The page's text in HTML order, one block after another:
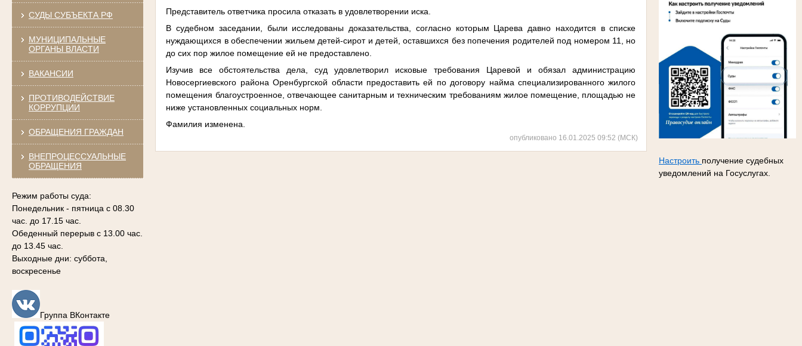
СУДЫ СУБЪЕКТА РФ
МУНИЦИПАЛЬНЫЕ
ОРГАНЫ ВЛАСТИ
ВАКАНСИИ
ПРОТИВОДЕЙСТВИЕ
КОРРУПЦИИ
ОБРАЩЕНИЯ ГРАЖДАН
ВНЕПРОЦЕССУАЛЬНЫЕ
ОБРАЩЕНИЯ
Режим работы суда:
Понедельник - пятница с 08.30
час. до 17.15 час.
Обеденный перерыв с 13.00 час.
до 13.45 час.
Выходные дни: суббота,
воскресенье
Группа ВКонтакте
Настроить получение судебных
уведомлений на Госуслугах.
Представитель ответчика просила отказать в удовлетворении иска.
В судебном заседании, были исследованы доказательства, согласно которым Царева давно находится в списке
нуждающихся в обеспечении жильем детей-сирот и детей, оставшихся без попечения родителей под номером 11, но
до сих пор жилое помещение ей не предоставлено.
Изучив все обстоятельства дела, суд удовлетворил исковые требования Царевой и обязал администрацию
Новосергиевского района Оренбургской области предоставить ей по договору найма специализированного жилого
помещения благоустроенное, отвечающее санитарным и техническим требованиям жилое помещение, площадью не
ниже установленных социальных норм.
Фамилия изменена.
опубликовано 16.01.2025 09:52 (МСК)